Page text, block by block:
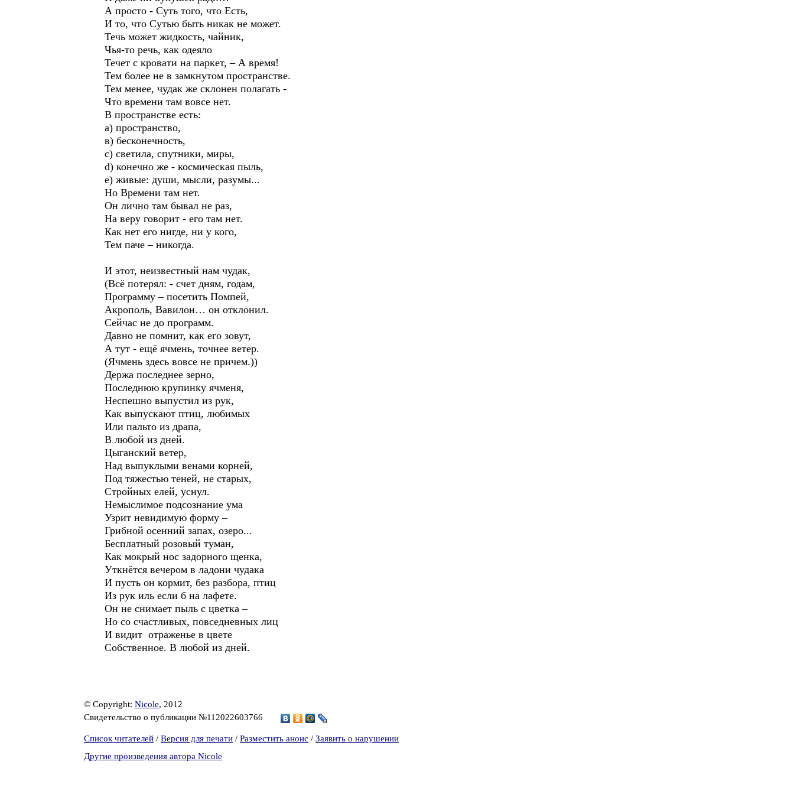
А просто - Суть того, что Есть,
И то, что Сутью быть никак не может.
Течь может жидкость, чайник,
Чья-то речь, как одеяло
Течет с кровати на паркет, – А время!
Тем более не в замкнутом пространстве.
Тем менее, чудак же склонен полагать -
Что времени там вовсе нет.
В пространстве есть:
а) пространство,
в) бесконечность,
с) светила, спутники, миры,
d) конечно же - космическая пыль,
е) живые: души, мысли, разумы...
Но Времени там нет.
Он лично там бывал не раз,
На веру говорит - его там нет.
Как нет его нигде, ни у кого,
Тем паче – никогда.
И этот, неизвестный нам чудак,
(Всё потерял: - счет дням, годам,
Программу – посетить Помпей,
Акрополь, Вавилон… он отклонил.
Сейчас не до программ.
Давно не помнит, как его зовут,
А тут - ещё ячмень, точнее ветер.
(Ячмень здесь вовсе не причем.))
Держа последнее зерно,
Последнюю крупинку ячменя,
Неспешно выпустил из рук,
Как выпускают птиц, любимых
Или пальто из драпа,
В любой из дней.
Цыганский ветер,
Над выпуклыми венами корней,
Под тяжестью теней, не старых,
Стройных елей, уснул.
Немыслимое подсознание ума
Узрит невидимую форму –
Грибной осенний запах, озеро...
Бесплатный розовый туман,
Как мокрый нос задорного щенка,
Уткнётся вечером в ладони чудака
И пусть он кормит, без разбора, птиц
Из рук иль если б на лафете.
Он не снимает пыль с цветка –
Но со счастливых, повседневных лиц
И видит отраженье в цвете
Собственное. В любой из дней.
© Copyright: Nicole, 2012
Свидетельство о публикации №112022603766
Список читателей / Версия для печати / Разместить анонс / Заявить о нарушении
Другие произведения автора Nicole